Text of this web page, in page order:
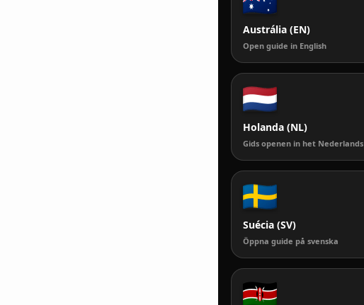
Austrália (EN)
Open guide in English
Holanda (NL)
Gids openen in het Nederlands
Suécia (SV)
Öppna guide på svenska